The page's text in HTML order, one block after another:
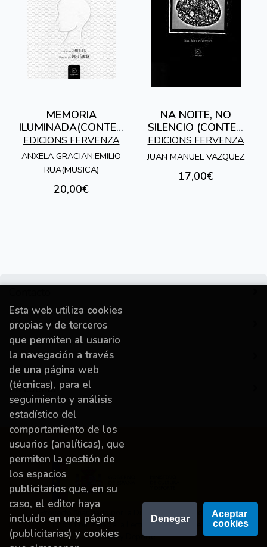
MEMORIA
ILUMINADA(CONTEN
CD)
EDICIONS FERVENZA
ANXELA GRACIAN;EMILIO
RUA(MUSICA)
20,00€
NA NOITE, NO
SILENCIO (CONTEN
CD)
EDICIONS FERVENZA
JUAN MANUEL VAZQUEZ
17,00€
Información
Destacado
Mi cuenta
Proyecto financiado por la Dirección General del
Libro y Fomento de la Lectura, Ministerio de
Cultura y Deporte.
Esta web utiliza cookies
propias y de terceros
que permiten al usuario
la navegación a través
de una página web
(técnicas), para el
seguimiento y análisis
estadístico del
comportamiento de los
usuarios (analíticas), que
permiten la gestión de
los espacios
publicitarios que, en su
caso, el editor haya
incluido en una página
(publicitarias) y cookies
Denegar
Aceptar
cookies